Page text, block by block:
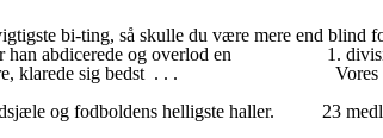
bi-ting, så skulle du være mere end blind
før han abdicerede og overlod en 1.
klarede sig bedst . . . Vores
og fodboldens helligste haller. 23